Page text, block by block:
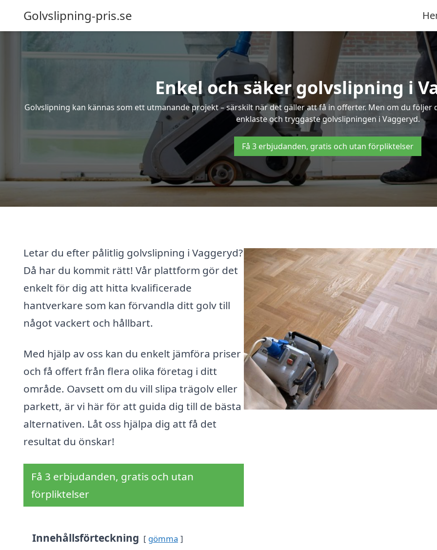
Golvslipning-pris.se
Enkel och säker golvslipning i
Golvslipning kan kännas som ett utmanande projekt – särskilt när det gäller att få in offerter. Men om du
enklaste och tryggaste golvslipningen i Vaggeryd.
Få 3 erbjudanden, gratis och utan förpliktelser
Letar du efter pålitlig golvslipning i Vaggeryd?
Då har du kommit rätt! Vår plattform gör det
enkelt för dig att hitta kvalificerade
hantverkare som kan förvandla ditt golv till
något vackert och hållbart.
Med hjälp av oss kan du enkelt jämföra priser
och få offert från flera olika företag i ditt
område. Oavsett om du vill slipa trägolv eller
parkett, är vi här för att guida dig till de bästa
alternativen. Låt oss hjälpa dig att få det
resultat du önskar!
Få 3 erbjudanden, gratis och utan
förpliktelser
Innehållsförteckning gömma